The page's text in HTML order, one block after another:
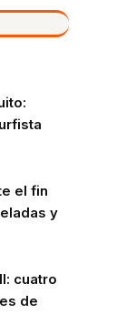
el fin
y
cuatro
de